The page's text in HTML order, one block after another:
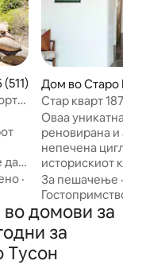
оцена: 4,96 од 5,
да
·
Дом во Старо
Стар кварт 1870
FirePit, downtown
Оваа уникатна,
реновирана и
непечена цигла
историскиот
Тусон, сместена
градот и Фајв Поинтс. Оваа
куќа од
од 1970-тите, но
нови удобности,
прекрасните
За пешачење ·
Гостопримство
домови за
за
Тусон